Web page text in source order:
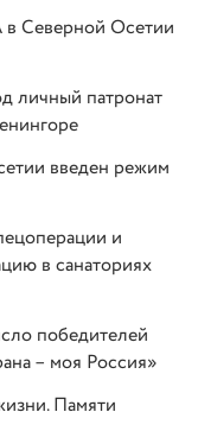
Северной Осетии
личный патронат
введен режим
и
в санаториях
победителей
– моя Россия»
Памяти